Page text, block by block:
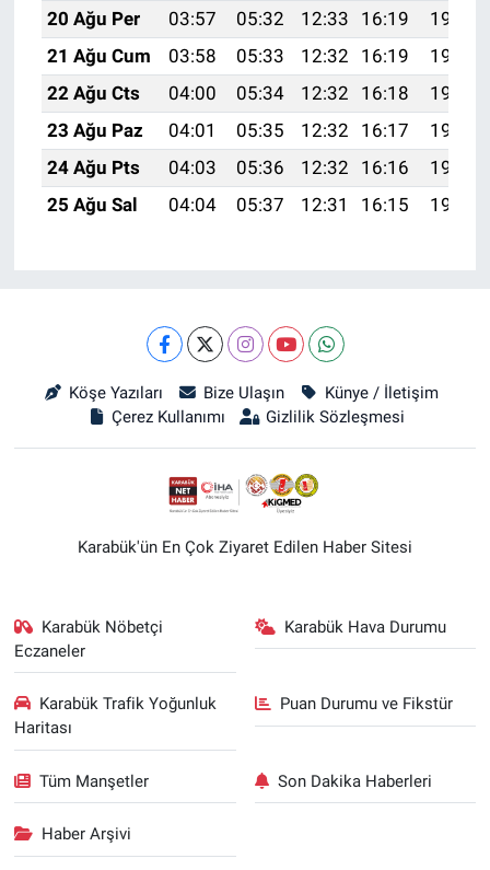
20 Ağu Per
03:57 05:32 12:33 16:19
19:24
21 Ağu Cum
03:58 05:33 12:32 16:19
19:22
22 Ağu Cts
04:00 05:34 12:32 16:18
19:21
23 Ağu Paz
04:01 05:35 12:32 16:17
19:19
24 Ağu Pts
04:03 05:36 12:32 16:16
19:18
25 Ağu Sal
04:04 05:37 12:31 16:15 19:16
Köşe Yazıları Bize Ulaşın
Künye / İletişim
Çerez Kullanımı
Gizlilik Sözleşmesi
Karabük'ün En Çok Ziyaret Edilen Haber Sitesi
Karabük Nöbetçi
Eczaneler
Karabük Hava Durumu
Karabük Trafik Yoğunluk
Haritası
Puan Durumu ve Fikstür
Tüm Manşetler Son Dakika Haberleri
Haber Arşivi